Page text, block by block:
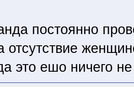
постоянно
отсутствие
это ешо ничего не